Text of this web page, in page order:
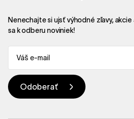
Nenechajte si ujsť výhodné zľavy,
sa k odberu noviniek!